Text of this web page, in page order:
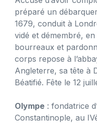
préparé un
1679, conduit à
vidé et démembré,
bourreaux et
corps repose à
Angleterre, sa tête à
Béatifié. Fête le 12
Olympe : fondatrice
Constantinople, au